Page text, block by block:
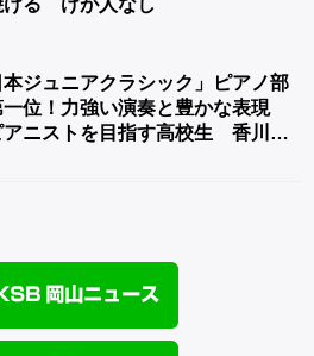
本ジュニアクラシック」ピアノ部
一位！力強い演奏と豊かな表現
ニストを目指す高校生 香川